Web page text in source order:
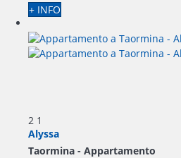
+ INFO
2 1
Alyssa
Taormina - Appartamento